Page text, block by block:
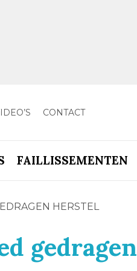
CONTACT
FAILLISSEMENTEN
HERSTEL
gedragen